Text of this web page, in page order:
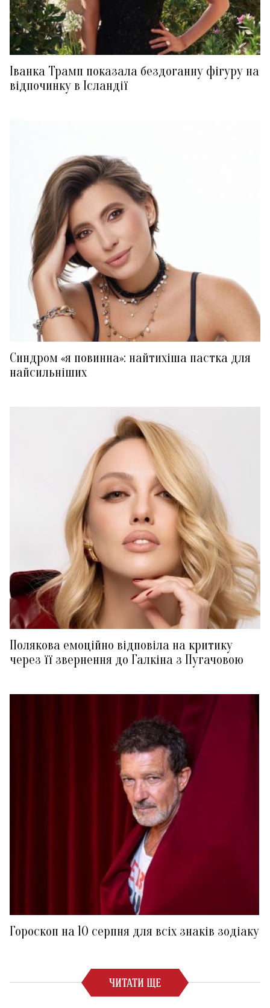
Іванка Трамп показала бездоганну фігуру на
відпочинку в Ісландії
Синдром «я повинна»: найтихіша пастка для
найсильніших
Полякова емоційно відповіла на критику
через її звернення до Галкіна з Пугачовою
Гороскоп на 10 серпня для всіх знаків зодіаку
ЧИТАТИ ЩЕ